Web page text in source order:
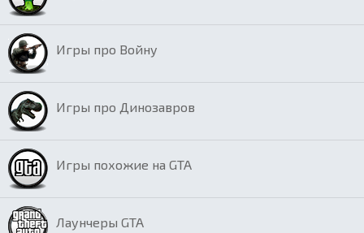
Игры про Войну
Игры про Динозавров
Игры похожие на GTA
Лаунчеры GTA